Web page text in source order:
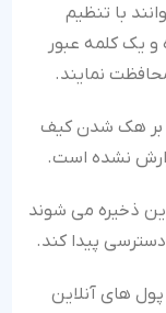
با تنظیم
و یک کلمه عبور
نمایند.
بر هک شدن کیف
ذخیره می شوند
پیدا کند.
های آنلاین